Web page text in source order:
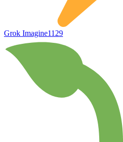
Grok Imagine1129